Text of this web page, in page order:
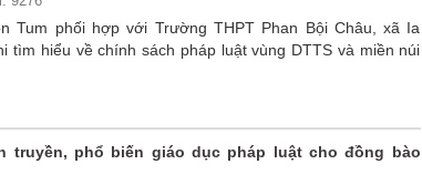
Tum phối hợp với Trường THPT Phan Bội Châu, xã Ia
tìm hiểu về chính sách pháp luật vùng DTTS và miền núi
truyền, phổ biến giáo dục pháp luật cho đồng bào